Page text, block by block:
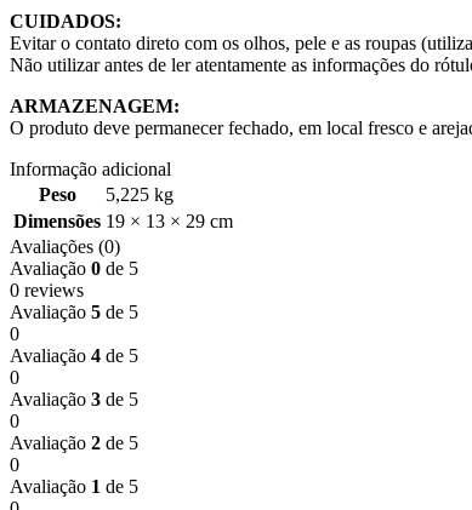
CUIDADOS:
Evitar o contato direto com os olhos, pele e as roupas
Não utilizar antes de ler atentamente as informações do
ARMAZENAGEM:
O produto deve permanecer fechado, em local fresco e
Informação adicional
Peso
5,225 kg
Dimensões 19 × 13 × 29 cm
Avaliações (0)
Avaliação 0 de 5
0 reviews
Avaliação 5 de 5
0
Avaliação 4 de 5
0
Avaliação 3 de 5
0
Avaliação 2 de 5
0
Avaliação 1 de 5